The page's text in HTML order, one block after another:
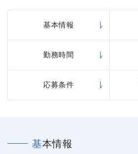
基本情報
勤務時間
応募条件
基本情報